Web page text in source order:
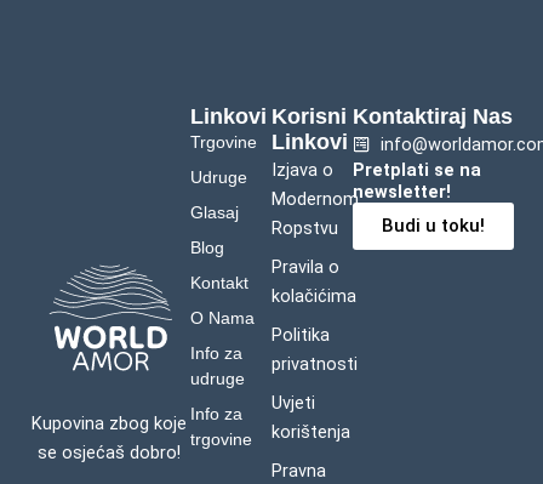
Kupovina zbog koje
se osjećaš dobro!
Korisni
Linkovi
Izjava o
Modernom
Ropstvu
Pravila o
kolačićima
Politika
privatnosti
Uvjeti
korištenja
Pravna
Linkovi
Trgovine
Udruge
Glasaj
Blog
Kontakt
O Nama
Info za
udruge
Info za
trgovine
Kontaktiraj Nas
Pretplati se na
newsletter!
Budi u toku!